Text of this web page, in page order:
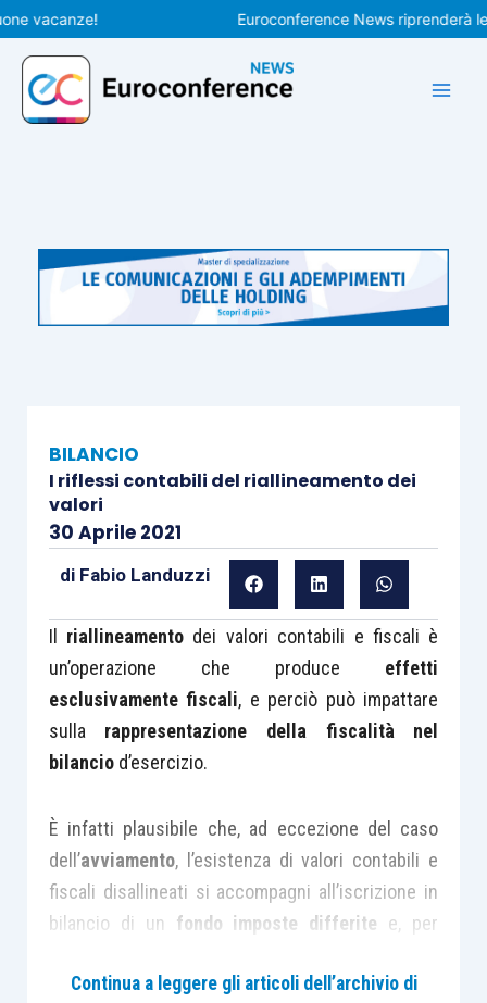
Vai
al
contenuto
Euroconference News riprenderà le
BILANCIO
I riflessi contabili del riallineamento dei
valori
30 Aprile 2021
di Fabio Landuzzi
Il riallineamento dei valori contabili e fiscali è
un’operazione che produce effetti
esclusivamente fiscali, e perciò può impattare
sulla rappresentazione della fiscalità nel
bilanciod’esercizio.
È infatti plausibile che, ad eccezione del caso
dell’avviamento, l’esistenza di valori contabili e
fiscali disallineati si accompagni all’iscrizione in
bilancio di un fondo imposte differite e, per
tale posta passiva a fronte dellarilevazione del
Continua a leggere gli articoli dell’archivio di